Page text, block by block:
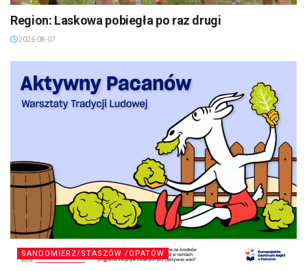
Region: Laskowa pobiegła po raz drugi
2026-08-07
SANDOMIERZ/STASZÓW /OPATÓW